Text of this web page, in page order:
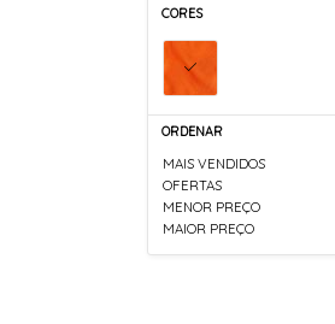
CORES
ORDENAR
MAIS VENDIDOS
OFERTAS
MENOR PREÇO
MAIOR PREÇO